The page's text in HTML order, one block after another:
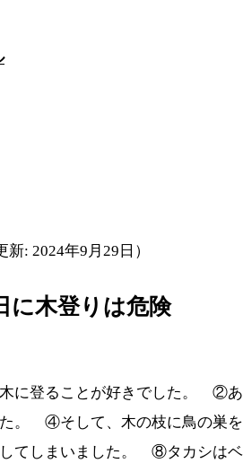
新: 2024年9月29日）
に木登りは危険
に登ることが好きでした。 ②
た。 ④そして、木の枝に鳥の
てしまいました。 ⑧タカシは